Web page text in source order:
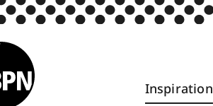
Inspiration